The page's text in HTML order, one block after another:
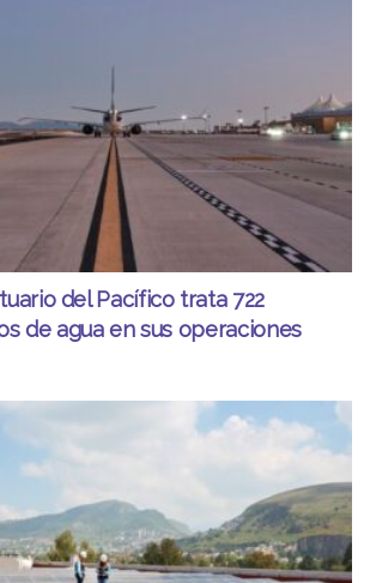
del Pacífico trata 722
de agua en sus operaciones